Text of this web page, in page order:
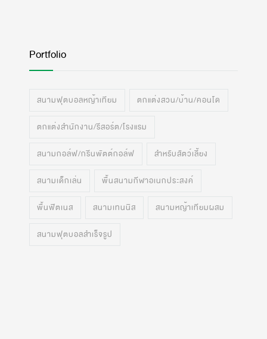
Portfolio
สนามฟุตบอลหญ้าเทียม ตกแต่งสวน/บ้าน/คอนโด
ตกแต่งสำนักงาน/รีสอร์ต/โรงแรม
สนามกอล์ฟ/กรีนพัตต์กอล์ฟ สำหรับสัตว์เลี้ยง
สนามเด็กเล่น พื้นสนามกีฬาอเนกประสงค์
พื้นฟิตเนส สนามเทนนิส สนามหญ้าเทียมผสม
สนามฟุตบอลสำเร็จรูป